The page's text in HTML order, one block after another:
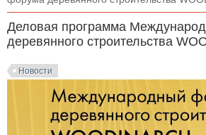
Деловая программа
деревянного строительства
Новости